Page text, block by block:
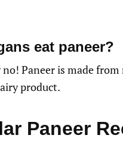
eat paneer?
Paneer is made
product.
Paneer